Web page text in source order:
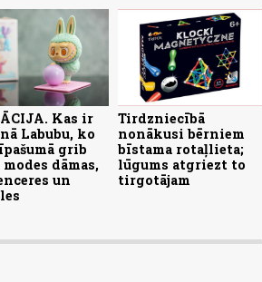
Kas ir
Labubu, ko
grib
dāmas,
un
Tirdzniecībā
nonākusi bērniem
bīstama rotaļlieta;
lūgums atgriezt to
tirgotājam